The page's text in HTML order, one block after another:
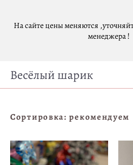
На сайте цены меняются
менеджера !
Весёлый шарик
Сортировка: рекомендуем